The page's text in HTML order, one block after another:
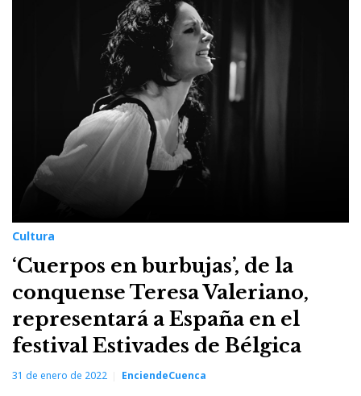
Cultura
‘Cuerpos en burbujas’, de la
conquense Teresa Valeriano,
representará a España en el
festival Estivades de Bélgica
31 de enero de 2022 EnciendeCuenca